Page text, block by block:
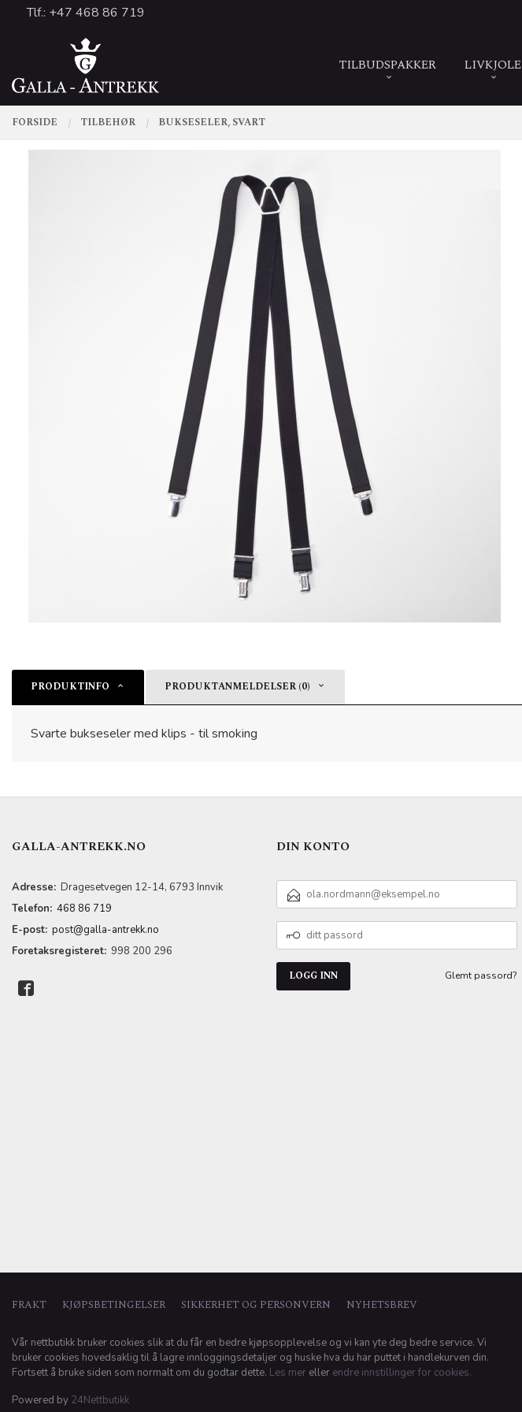
Tlf.: +47 468 86 719
PRODUKTER
TILBUDSPAKKER LIVKJOLE
FORSIDE TILBEHØR BUKSESELER, SVART
PRODUKTINFO PRODUKTANMELDELSER (0)
Svarte bukseseler med klips - til smoking
GALLA-ANTREKK.NO
Adresse: Dragesetvegen 12-14, 6793 Innvik
Telefon: 468 86 719
E-post: post@galla-antrekk.no
Foretaksregisteret: 998 200 296
DIN KONTO
E-
POSTADRESSE
DITT
PASSORD
Glemt passord?
FRAKT KJØPSBETINGELSER SIKKERHET OG PERSONVERN NYHETSBREV
Vår nettbutikk bruker cookies slik at du får en bedre kjøpsopplevelse og vi kan yte deg bedre service. Vi
bruker cookies hovedsaklig til å lagre innloggingsdetaljer og huske hva du har puttet i handlekurven din.
Fortsett å bruke siden som normalt om du godtar dette. Les mer eller endre innstillinger for cookies.
Powered by 24Nettbutikk